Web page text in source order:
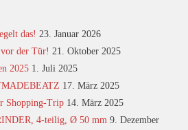
das! 23. Januar 2026
der Tür! 21. Oktober 2025
2025 1. Juli 2025
17. März 2025
Shopping-Trip 14. März 2025
4-teilig, Ø 50 mm 9. Dezember